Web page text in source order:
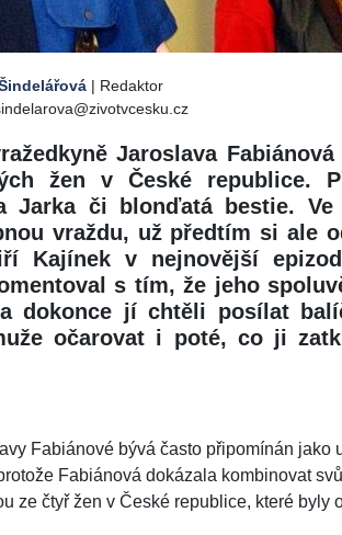
| Redaktor
Jaroslava
žen v České republice.
Jarka či blonďatá bestie.
vraždu, už předtím si ale
Kajínek v nejnovější
s tím, že jeho
dokonce jí chtěli posílat
očarovat i poté, co ji
Fabiánové bývá často připomínán jako
Fabiánová dokázala kombinovat
ze čtyř žen v České republice, které byly